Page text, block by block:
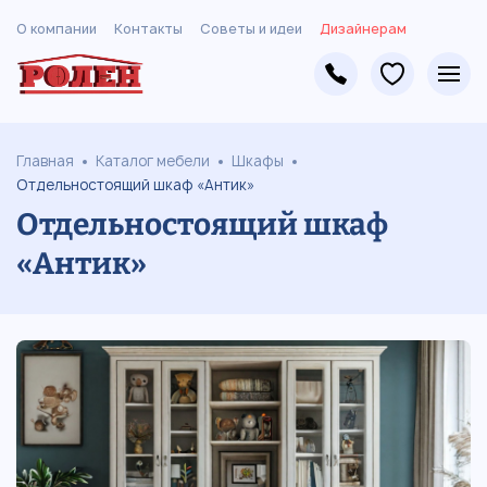
О компании Контакты Советы и идеи Дизайнерам
Главная Каталог мебели
Шкафы
Отдельностоящий шкаф «Антик»
Отдельностоящий шкаф
«Антик»